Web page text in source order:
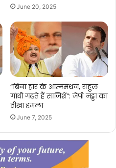
June 20, 2025
“बिना हार के आत्ममंथन, राहुल
गांधी गढ़ते हैं साजिशें”: जेपी नड्डा का
तीखा हमला
June 7, 2025